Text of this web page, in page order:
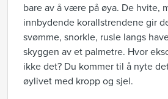
bare av å være på øya. De hvite,
innbydende korallstrendene gir
svømme, snorkle, rusle langs
skyggen av et palmetre. Hvor
ikke det? Du kommer til å nyte
øylivet med kropp og sjel.